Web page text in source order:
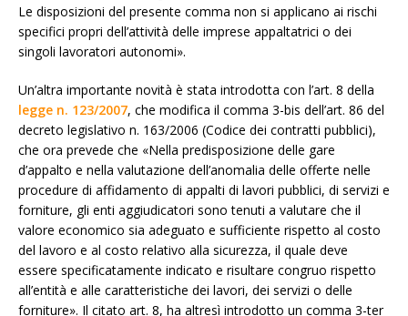
Le disposizioni del presente comma non si applicano ai rischi
specifici propri dell’attività delle imprese appaltatrici o dei
singoli lavoratori autonomi».
Un’altra importante novità è stata introdotta con l’art. 8 della
legge n. 123/2007, che modifica il comma 3-bis dell’art. 86 del
decreto legislativo n. 163/2006 (Codice dei contratti pubblici),
che ora prevede che «Nella predisposizione delle gare
d’appalto e nella valutazione dell’anomalia delle offerte nelle
procedure di affidamento di appalti di lavori pubblici, di servizi e
forniture, gli enti aggiudicatori sono tenuti a valutare che il
valore economico sia adeguato e sufficiente rispetto al costo
del lavoro e al costo relativo alla sicurezza, il quale deve
essere specificatamente indicato e risultare congruo rispetto
all’entità e alle caratteristiche dei lavori, dei servizi o delle
forniture». Il citato art. 8, ha altresì introdotto un comma 3-ter